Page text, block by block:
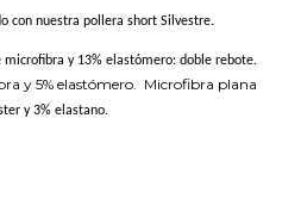
con nuestra pollera short Silvestre.
y 13% elastómero: doble rebote.
y 5% elastómero. Microfibra plana
y 3% elastano.